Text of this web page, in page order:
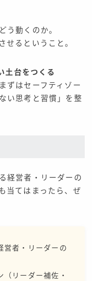
う動くのか。
せるということ。
土台をつくる
ずはセーフティゾー
い思考と習慣」を整
経営者・リーダーの
当てはまったら、ぜ
営者・リーダーの
（リーダー補佐・